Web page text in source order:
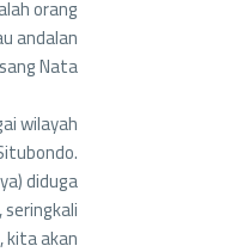
orang
andalan
sang Nata.
wilayah
diduga
kita akan